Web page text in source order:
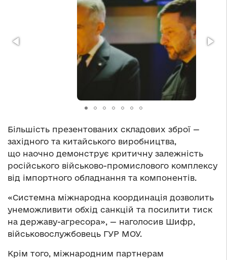
Більшість презентованих складових зброї —
західного та китайського виробництва,
що наочно демонструє критичну залежність
російського військово-промислового комплексу
від імпортного обладнання та компонентів.
«Системна міжнародна координація дозволить
унеможливити обхід санкцій та посилити тиск
на державу-агресора», — наголосив Шифр,
військовослужбовець ГУР МОУ.
Крім того, міжнародним партнерам